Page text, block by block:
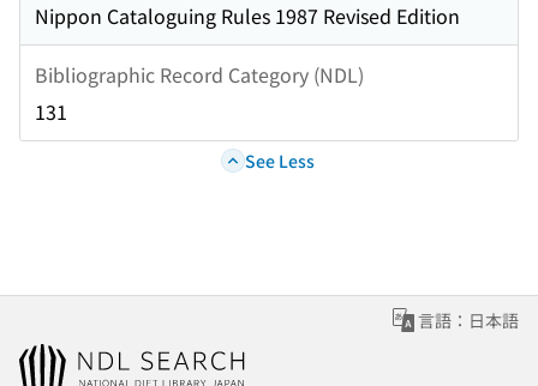
Nippon Cataloguing Rules 1987 Revised Edition
Bibliographic Record Category (NDL)
131
See Less
言語：日本語